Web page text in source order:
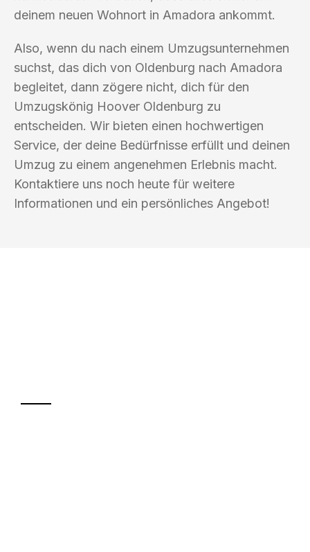
deinem neuen Wohnort in Amadora ankommt.
Also, wenn du nach einem Umzugsunternehmen
suchst, das dich von Oldenburg nach Amadora
begleitet, dann zögere nicht, dich für den
Umzugskönig Hoover Oldenburg zu
entscheiden. Wir bieten einen hochwertigen
Service, der deine Bedürfnisse erfüllt und deinen
Umzug zu einem angenehmen Erlebnis macht.
Kontaktiere uns noch heute für weitere
Informationen und ein persönliches Angebot!